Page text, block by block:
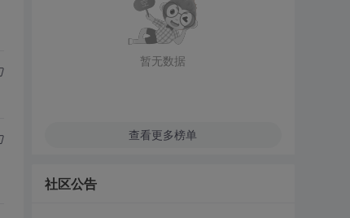
暂无数据
查看更多榜单
社区公告